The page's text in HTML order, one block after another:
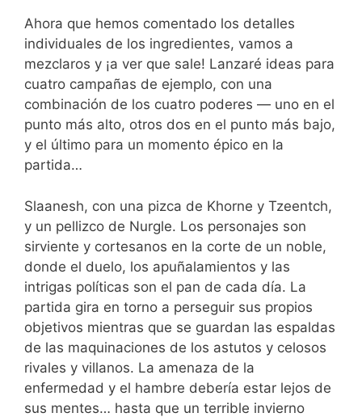
Ahora que hemos comentado los detalles
individuales de los ingredientes, vamos a
mezclaros y ¡a ver que sale! Lanzaré ideas para
cuatro campañas de ejemplo, con una
combinación de los cuatro poderes — uno en el
punto más alto, otros dos en el punto más bajo,
y el último para un momento épico en la
partida…
Slaanesh, con una pizca de Khorne y Tzeentch,
y un pellizco de Nurgle. Los personajes son
sirviente y cortesanos en la corte de un noble,
donde el duelo, los apuñalamientos y las
intrigas políticas son el pan de cada día. La
partida gira en torno a perseguir sus propios
objetivos mientras que se guardan las espaldas
de las maquinaciones de los astutos y celosos
rivales y villanos. La amenaza de la
enfermedad y el hambre debería estar lejos de
sus mentes… hasta que un terrible invierno